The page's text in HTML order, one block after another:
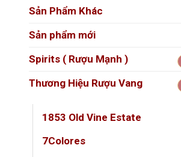
Sản Phẩm Khác
Sản phẩm mới
Spirits ( Rượu Mạnh )
Thương Hiệu Rượu Vang
1853 Old Vine Estate
7Colores